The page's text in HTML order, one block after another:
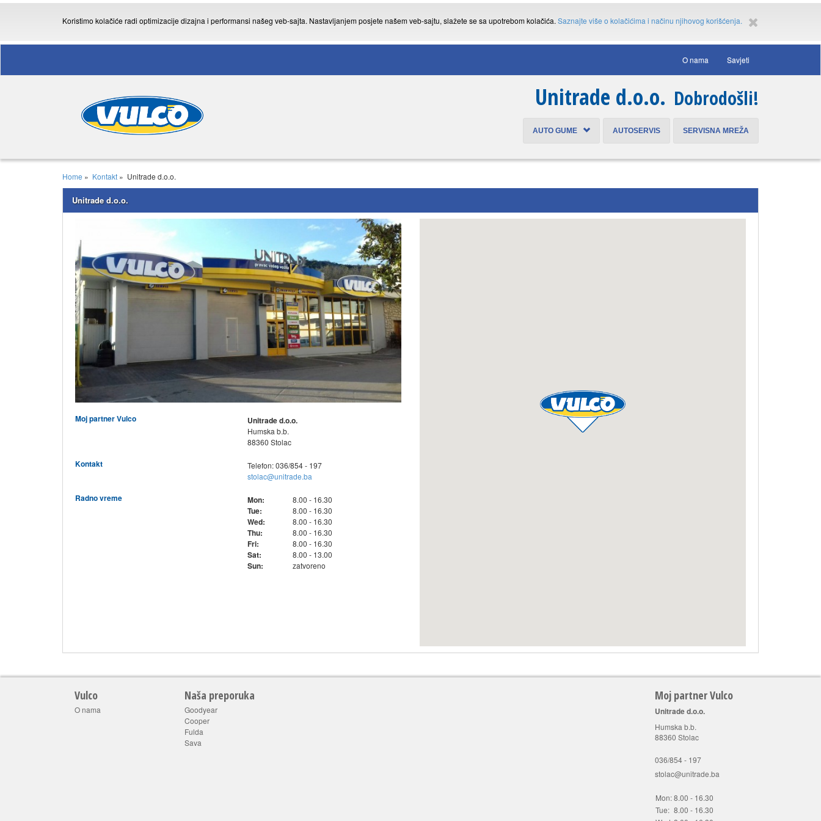
Koristimo kolačiće radi optimizacije dizajna i performansi našeg veb-sajta. Nastavljanjem posjete našem veb-sajtu, slažete se sa upotrebom kolačića. Saznajte više o kolačićima i načinu njihovog korišćenja.
O nama Savjeti
Unitrade d.o.o. Dobrodošli!
AUTO GUME AUTOSERVIS SERVISNA MREŽA
Home » Kontakt » Unitrade d.o.o.
Unitrade d.o.o.
Moj partner Vulco Unitrade d.o.o.
Humska b.b.
88360 Stolac
Kontakt
Telefon: 036/854 - 197
stolac@unitrade.ba
Radno vreme Mon: 8.00 - 16.30
Tue: 8.00 - 16.30
Wed: 8.00 - 16.30
Thu: 8.00 - 16.30
Fri: 8.00 - 16.30
Sat: 8.00 - 13.00
Sun: zatvoreno
Vulco
O nama
Naša preporuka
Goodyear
Cooper
Fulda
Sava
Moj partner Vulco
Unitrade d.o.o.
Humska b.b.
88360 Stolac
036/854 - 197
stolac@unitrade.ba
Mon:8.00 - 16.30
Tue: 8.00 - 16.30